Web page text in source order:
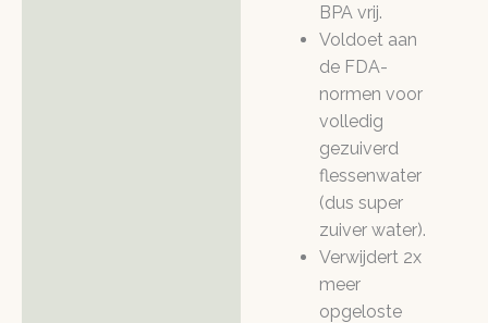
BPA vrij.
Voldoet aan
de FDA-
normen voor
volledig
gezuiverd
flessenwater
(dus super
zuiver water).
Verwijdert 2x
meer
opgeloste